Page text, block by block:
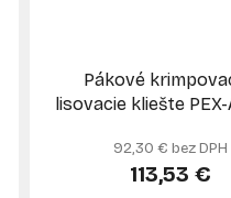
Pákové
lisovacie kliešte PEX-
16,20,25,32 mm
92,30 € bez DPH
113,53 €